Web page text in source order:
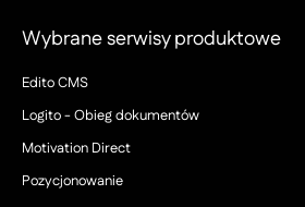
Wybrane serwisy produktowe
Edito CMS
Logito - Obieg dokumentów
Motivation Direct
Pozycjonowanie